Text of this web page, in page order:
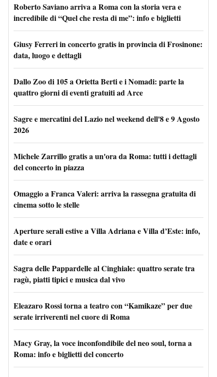
Roberto Saviano arriva a Roma con la storia vera e
incredibile di “Quel che resta di me”: info e biglietti
Giusy Ferreri in concerto gratis in provincia di Frosinone:
data, luogo e dettagli
Dallo Zoo di 105 a Orietta Berti e i Nomadi: parte la
quattro giorni di eventi gratuiti ad Arce
Sagre e mercatini del Lazio nel weekend dell'8 e 9 Agosto
2026
Michele Zarrillo gratis a un'ora da Roma: tutti i dettagli
del concerto in piazza
Omaggio a Franca Valeri: arriva la rassegna gratuita di
cinema sotto le stelle
Aperture serali estive a Villa Adriana e Villa d’Este: info,
date e orari
Sagra delle Pappardelle al Cinghiale: quattro serate tra
ragù, piatti tipici e musica dal vivo
Eleazaro Rossi torna a teatro con “Kamikaze” per due
serate irriverenti nel cuore di Roma
Macy Gray, la voce inconfondibile del neo soul, torna a
Roma: info e biglietti del concerto